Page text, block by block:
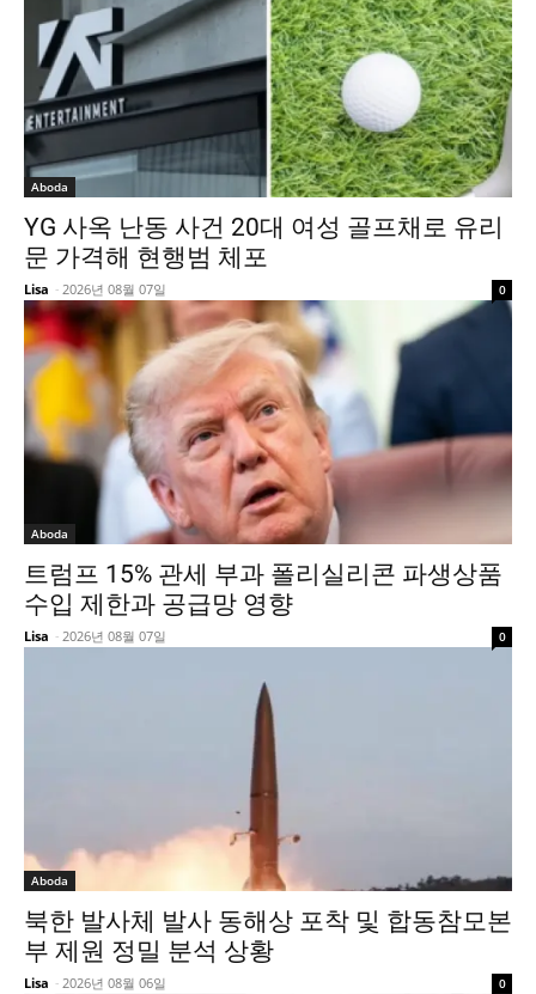
Aboda
YG 사옥 난동 사건 20대 여성 골프채로 유리
문 가격해 현행범 체포
Lisa - 2026년 08월 07일 0
Aboda
트럼프 15% 관세 부과 폴리실리콘 파생상품
수입 제한과 공급망 영향
Lisa - 2026년 08월 07일 0
Aboda
북한 발사체 발사 동해상 포착 및 합동참모본
부 제원 정밀 분석 상황
Lisa - 2026년 08월 06일 0